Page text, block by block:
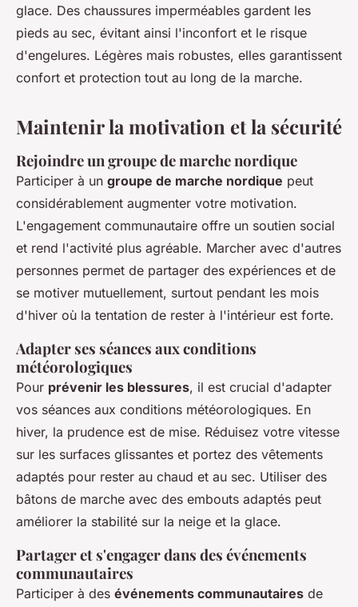
glace. Des chaussures imperméables gardent les
pieds au sec, évitant ainsi l'inconfort et le risque
d'engelures. Légères mais robustes, elles garantissent
confort et protection tout au long de la marche.
Maintenir la motivation et la sécurité
Rejoindre un groupe de marche nordique
Participer à un groupe de marche nordique peut
considérablement augmenter votre motivation.
L'engagement communautaire offre un soutien social
et rend l'activité plus agréable. Marcher avec d'autres
personnes permet de partager des expériences et de
se motiver mutuellement, surtout pendant les mois
d'hiver où la tentation de rester à l'intérieur est forte.
Adapter ses séances aux conditions
météorologiques
Pour prévenir les blessures, il est crucial d'adapter
vos séances aux conditions météorologiques. En
hiver, la prudence est de mise. Réduisez votre vitesse
sur les surfaces glissantes et portez des vêtements
adaptés pour rester au chaud et au sec. Utiliser des
bâtons de marche avec des embouts adaptés peut
améliorer la stabilité sur la neige et la glace.
Partager et s'engager dans des événements
communautaires
Participer à des événements communautaires de